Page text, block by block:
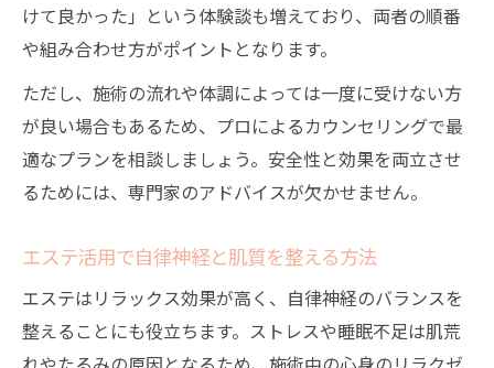
けて良かった」という体験談も増えており、両者の順番
や組み合わせ方がポイントとなります。
ただし、施術の流れや体調によっては一度に受けない方
が良い場合もあるため、プロによるカウンセリングで最
適なプランを相談しましょう。安全性と効果を両立させ
るためには、専門家のアドバイスが欠かせません。
エステ活用で自律神経と肌質を整える方法
エステはリラックス効果が高く、自律神経のバランスを
整えることにも役立ちます。ストレスや睡眠不足は肌荒